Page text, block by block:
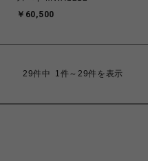
￥60,500
29件中 1件～29件を表示